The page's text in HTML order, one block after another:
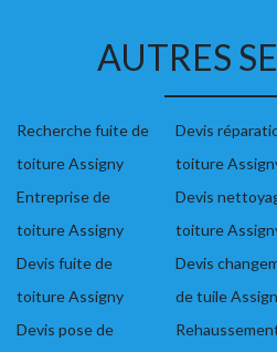
AUTRES
Recherche fuite de
toiture Assigny
Entreprise de
toiture Assigny
Devis fuite de
toiture Assigny
Devis pose de
Devis
toiture
Devis
toiture
Devis
de tuile